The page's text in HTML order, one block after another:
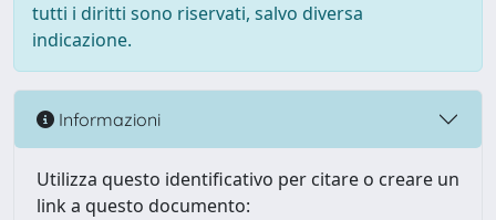
tutti i diritti sono riservati, salvo diversa
indicazione.
Informazioni
Utilizza questo identificativo per citare o creare un
link a questo documento: